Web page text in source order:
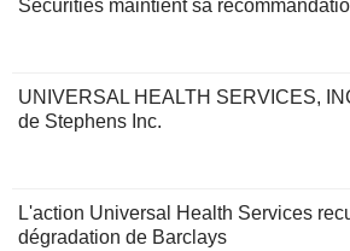
Securities maintient sa
UNIVERSAL HEALTH SERVICES,
de Stephens Inc.
L'action Universal Health Services
dégradation de Barclays